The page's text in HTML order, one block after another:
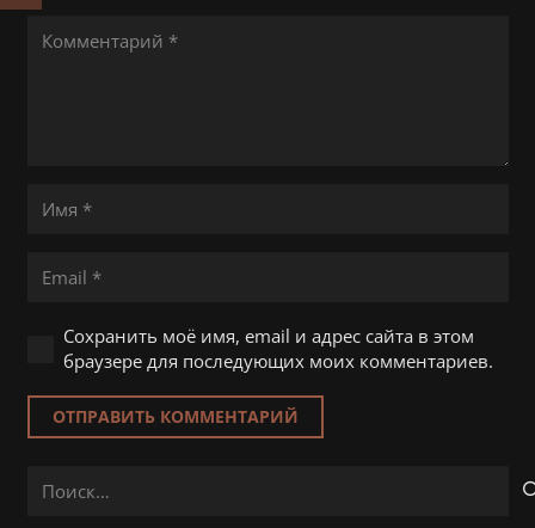
Сохранить моё имя, email и адрес сайта в этом
браузере для последующих моих комментариев.
ОТПРАВИТЬ КОММЕНТАРИЙ